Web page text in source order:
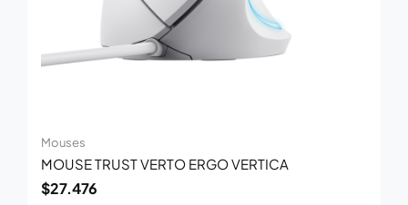
Mouses
MOUSE TRUST VERTO ERGO VERTICA
$27.476